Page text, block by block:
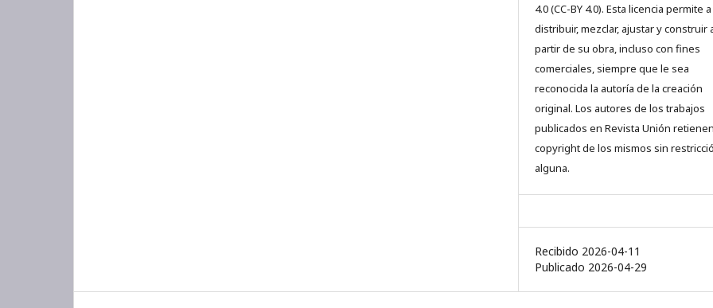
4.0 (CC-BY 4.0). Esta licencia permite
distribuir, mezclar, ajustar y construir
partir de su obra, incluso con fines
comerciales, siempre que le sea
reconocida la autoría de la creación
original. Los autores de los trabajos
publicados en Revista Unión
copyright de los mismos sin
alguna.
Recibido 2026-04-11
Publicado 2026-04-29